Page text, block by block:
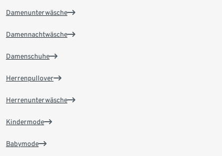
Damenunterwäsche
Damennachtwäsche
Damenschuhe
Herrenpullover
Herrenunterwäsche
Kindermode
Babymode